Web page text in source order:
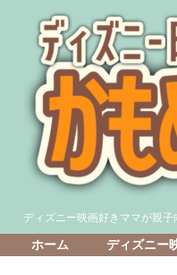
ディズニー映画好きママが親子
ホーム ディズニー